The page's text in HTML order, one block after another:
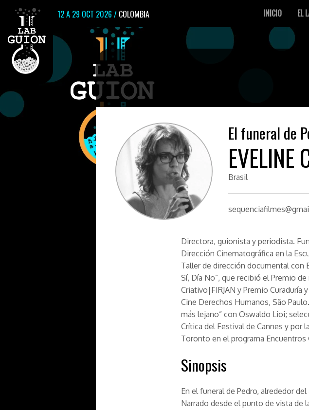
12 A 29 OCT 2026 / COLOMBIA INICIO EL
El funeral de
EVELINE
Brasil
Directora, guionista y periodista.
Dirección Cinematográfica en la
Taller de dirección documental con
Sí, Día No”, que recibió el Premio
Criativo|FIRJAN y Premio Curaduría
Cine Derechos Humanos, São
más lejano” con Oswaldo Lioi;
Crítica del Festival de Cannes y por
Toronto en el programa Encuentros
Sinopsis
En el funeral de Pedro, alrededor
Narrado desde el punto de vista de